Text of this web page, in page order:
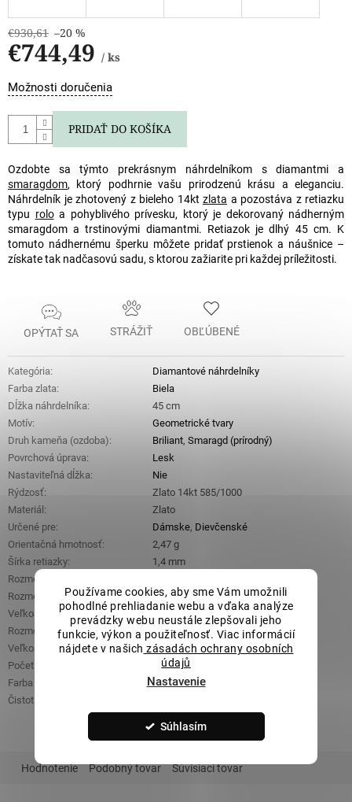
Používame cookies, aby sme Vám umožnili
pohodlné prehliadanie webu a vďaka analýze
prevádzky webu neustále zlepšovali jeho
funkcie, výkon a použiteľnosť. Viac informácií
nájdete v našich zásadách ochrany osobních
údajů
Nastavenie
Súhlasím
€930,61 –20 %
€744,49 / ks
Jednotková
cena:
Možnosti doručenia
PRIDAŤ DO KOŠÍKA
Ozdobte sa týmto prekrásnym náhrdelníkom s diamantmi a
smaragdom, ktorý podhrnie vašu prirodzenú krásu a eleganciu.
Náhrdelník je zhotovený z bieleho 14kt zlata a pozostáva z retiazku
typu roloa pohyblivého prívesku, ktorý je dekorovaný nádherným
smaragdom a trstinovými diamantmi. Retiazok je dlhý 45 cm. K
tomuto nádhernému šperku môžete pridať prstienok a náušnice –
získate tak nadčasovú sadu, s ktorou zažiarite pri každej príležitosti.
OPÝTAŤ SA STRÁŽIŤ OBĽÚBENÉ
Kategória:
Diamantové náhrdelníky
Farba zlata:
Biela
Dĺžka náhrdelníka:
45 cm
Motív:
Geometrické tvary
Druh kameňa (ozdoba): Briliant, Smaragd (prírodný)
Povrchová úprava:
Lesk
Nastaviteľná dĺžka:
Nie
Rýdzosť:
Zlato 14kt 585/1000
Materiál :
Zlato
Určené pre: Dámske, Dievčenské
Orientačná hmotnosť:
2,47 g
Šírka retiazky:
1,4 mm
Rozmery ozdobnej časti (š x v)
Rozmery smaragdu (š x v)
4 mm x 5 mm
Veľkosť smaragdu:
0,32 ct
Rozmer jedného briliantu:
1 mm x 1 mm
Veľkosť briliantov:
0,12 ct
Počet briliantov
14
Farba briliantov
H
Čistota briliantov
Hodnotenie Podobný tovar Súvisiaci tovar